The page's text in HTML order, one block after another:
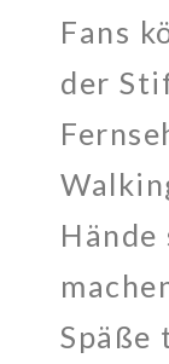
Fans
der
Späße